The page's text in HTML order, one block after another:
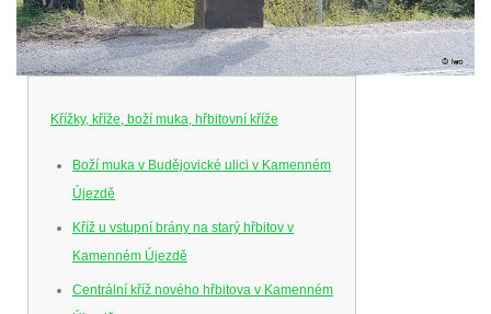
Křížky, kříže, boží muka, hřbitovní kříže
Boží muka v Budějovické ulici v Kamenném
Újezdě
Kříž u vstupní brány na starý hřbitov v
Kamenném Újezdě
Centrální kříž nového hřbitova v Kamenném